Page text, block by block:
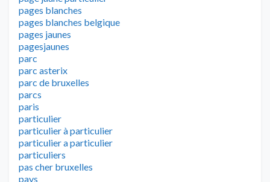
pages blanches
pages blanches belgique
pages jaunes
pagesjaunes
parc
parc asterix
parc de bruxelles
parcs
paris
particulier
particulier à particulier
particulier a particulier
particuliers
pas cher bruxelles
pays